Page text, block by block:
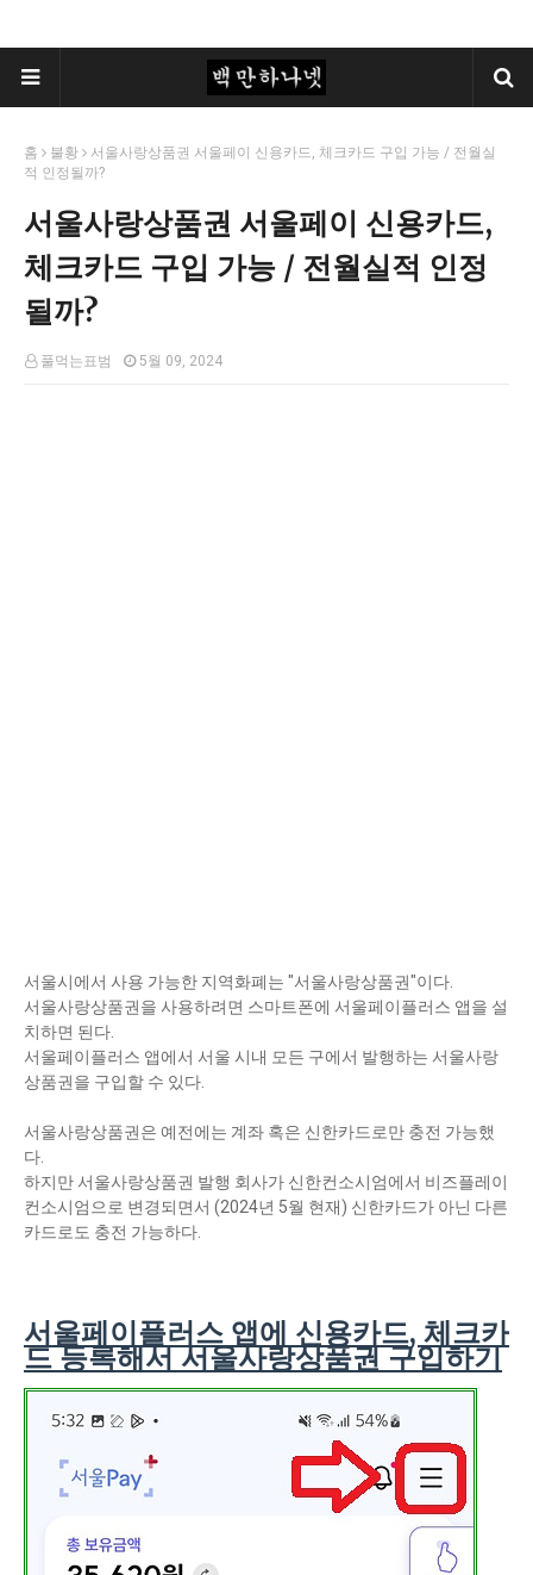
홈 불황
서울사랑상품권 서울페이 신용카드, 체크카드 구입 가능 / 전월실
적 인정될까?
서울사랑상품권 서울페이 신용카드,
체크카드 구입 가능 / 전월실적 인정
될까?
풀먹는표범 5월 09, 2024
서울시에서 사용 가능한 지역화폐는 "서울사랑상품권"이다.
서울사랑상품권을 사용하려면 스마트폰에 서울페이플러스 앱을 설
치하면 된다.
서울페이플러스 앱에서 서울 시내 모든 구에서 발행하는 서울사랑
상품권을 구입할 수 있다.
서울사랑상품권은 예전에는 계좌 혹은 신한카드로만 충전 가능했
다.
하지만 서울사랑상품권 발행 회사가 신한컨소시엄에서 비즈플레이
컨소시엄으로 변경되면서 (2024년 5월 현재) 신한카드가 아닌 다른
카드로도 충전 가능하다.
서울페이플러스 앱에 신용카드, 체크카
드 등록해서 서울사랑상품권 구입하기